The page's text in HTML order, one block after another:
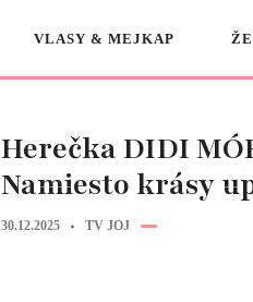
VLASY & MEJKAP
Herečka DIDI
Namiesto krásy
30.12.2025 TV JOJ